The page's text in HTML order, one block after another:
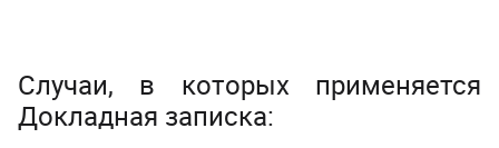
Случаи, в которых применяется
Докладная записка: